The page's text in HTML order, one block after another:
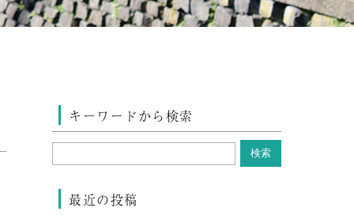
キーワードから検索
最近の投稿